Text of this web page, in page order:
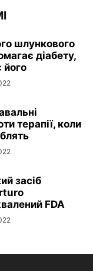
шлункового
діабету,
його
терапії, коли
засіб
FDA